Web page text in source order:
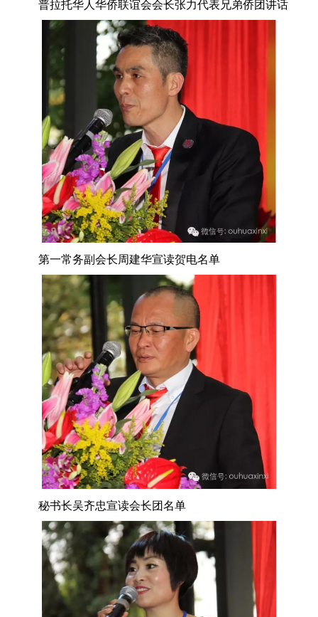
普拉托华人华侨联谊会会长张力代表兄弟侨团讲话
第一常务副会长周建华宣读贺电名单
秘书长吴齐忠宣读会长团名单